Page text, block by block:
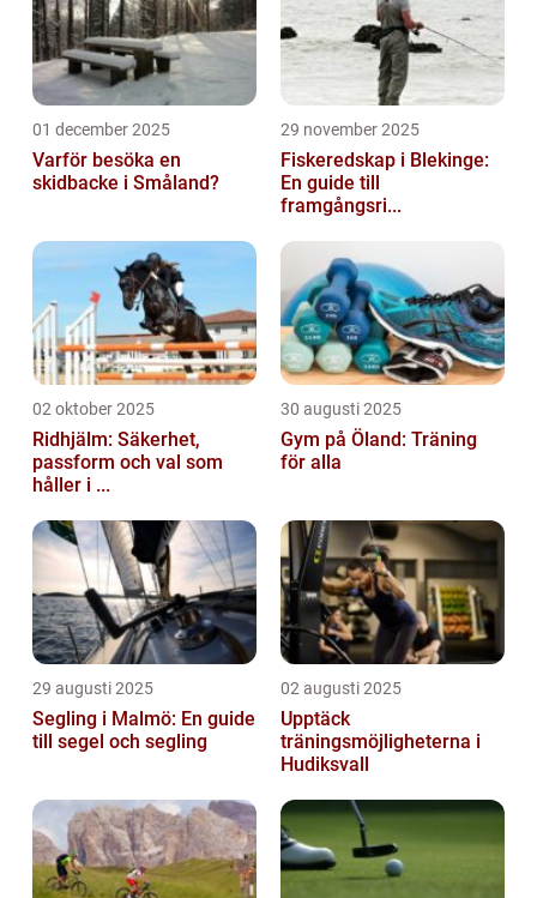
01 december 2025
Varför besöka en
skidbacke i Småland?
29 november 2025
Fiskeredskap i Blekinge:
En guide till
framgångsri...
02 oktober 2025
Ridhjälm: Säkerhet,
passform och val som
håller i ...
30 augusti 2025
Gym på Öland: Träning
för alla
29 augusti 2025
Segling i Malmö: En guide
till segel och segling
02 augusti 2025
Upptäck
träningsmöjligheterna i
Hudiksvall